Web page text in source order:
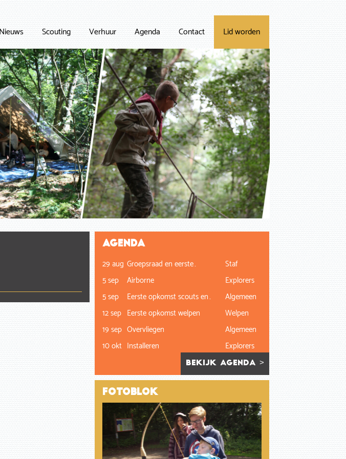
Nieuws Scouting Verhuur Agenda Contact Lid worden
Agenda
29 aug Groepsraad en eerste…
Staf
5 sep
Airborne
Explorers
5 sep
Eerste opkomst scouts en…
Algemeen
12 sep Eerste opkomst welpen
Welpen
19 sep Overvliegen
Algemeen
10 okt Installeren Explorers
bekijk agenda >
Fotoblok